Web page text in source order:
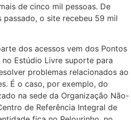
de cinco mil pessoas. De
o site recebeu 59 mil
dos acessos vem dos Pontos
Estúdio Livre suporte para
problemas relacionados ao
É o caso, por exemplo, do
na sede da Organização Não-
de Referência Integral de